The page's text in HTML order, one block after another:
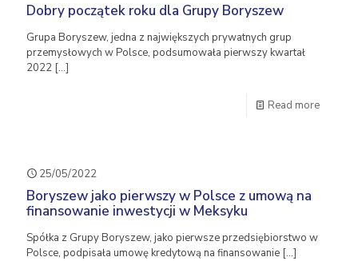
Dobry początek roku dla Grupy Boryszew
Grupa Boryszew, jedna z największych prywatnych grup
przemysłowych w Polsce, podsumowała pierwszy kwartał
2022 […]
Read more
25/05/2022
Boryszew jako pierwszy w Polsce z umową na
finansowanie inwestycji w Meksyku
Spółka z Grupy Boryszew, jako pierwsze przedsiębiorstwo w
Polsce, podpisała umowę kredytową na finansowanie […]